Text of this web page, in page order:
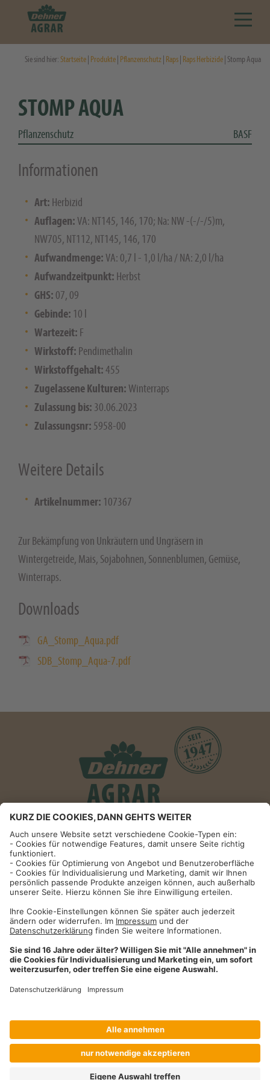
Sie sind hier:Startseite Produkte Pflanzenschutz Raps Raps Herbizide | Stomp Aqua
STOMP AQUA
Pflanzenschutz BASF
Informationen
Art: Herbizid
Auflagen:VA: NT145, 146, 170; Na: NW -(-/-/5)m,
NW705, NT112, NT145, 146, 170
Aufwandmenge:VA: 0,7 l - 1,0 l/ha / NA: 2,0 l/ha
Aufwandzeitpunkt: Herbst
GHS: 07, 09
Gebinde: 10 l
Wartezeit: F
Wirkstoff: Pendimethalin
Wirkstoffgehalt:455
Zugelassene Kulturen: Winterraps
Zulassung bis: 30.06.2023
Zulassungsnr: 5958-00
Weitere Details
Artikelnummer: 107367
Zur Bekämpfung von Unkräutern und Ungräsern in
Wintergetreide, Mais, Sojabohnen, Sonnenblumen, Gemüse,
Winterraps.
Downloads
GA_Stomp_Aqua.pdf
SDB_Stomp_Aqua-7.pdf
Informationen
Impressum
Datenschutzhinweise
AGB und Widerrufsbelehrung
Dehner Unternehmen
Cookie-Einstellungen
Dehner Agrar GmbH & Co. KG
09090 / 77 72 72
Fax09090 / 77 73 91
agrar@dehner.de